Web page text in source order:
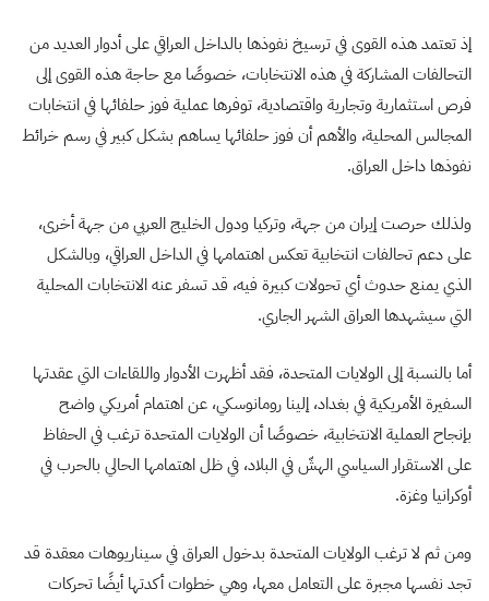
إذ تعتمد هذه القوى في ترسيخ نفوذها بالداخل العراقي على أدوار العديد من
التحالفات المشاركة في هذه الانتخابات، خصوصًا مع حاجة هذه القوى إلى
فرص استثمارية وتجارية واقتصادية، توفرها عملية فوز حلفائها في انتخابات
المجالس المحلية، والأهم أن فوز حلفائها يساهم بشكل كبير في رسم خرائط
نفوذها داخل العراق.
ولذلك حرصت إيران من جهة، وتركيا ودول الخليج العربي من جهة أخرى،
على دعم تحالفات انتخابية تعكس اهتمامها في الداخل العراقي، وبالشكل
الذي يمنع حدوث أي تحولات كبيرة فيه، قد تسفر عنه الانتخابات المحلية
التي سيشهدها العراق الشهر الجاري.
أما بالنسبة إلى الولايات المتحدة، فقد أظهرت الأدوار واللقاءات التي عقدتها
السفيرة الأمريكية في بغداد، إلينا رومانوسكي، عن اهتمام أمريكي واضح
بإنجاح العملية الانتخابية، خصوصًا أن الولايات المتحدة ترغب في الحفاظ
على الاستقرار السياسي الهشّ في البلاد، في ظل اهتمامها الحالي بالحرب في
أوكرانيا وغزة.
ومن ثم لا ترغب الولايات المتحدة بدخول العراق في سيناريوهات معقدة قد
تجد نفسها مجبرة على التعامل معها، وهي خطوات أكدتها أيضًا تحركات